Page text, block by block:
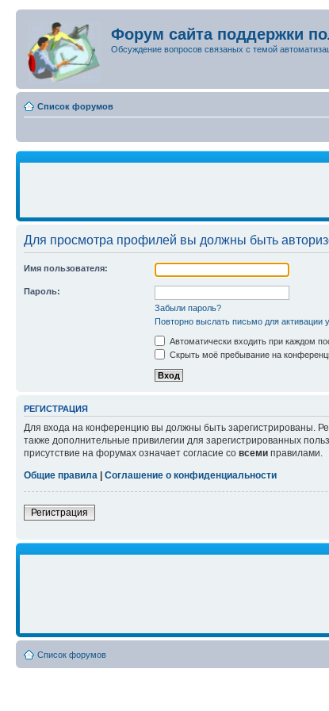
Форум сайта поддержки
Обсуждение вопросов связаных с темой
Список форумов
Для просмотра профилей вы должны быть
Имя пользователя:
Пароль:
Забыли пароль?
Повторно выслать письмо для активации
Автоматически входить при каждом
Скрыть моё пребывание на
РЕГИСТРАЦИЯ
Для входа на конференцию вы должны быть зарегистрированы.
также дополнительные привилегии для зарегистрированных
присутствие на форумах означает согласие со всеми правилами.
Общие правила | Соглашение о конфиденциальности
Регистрация
Список форумов